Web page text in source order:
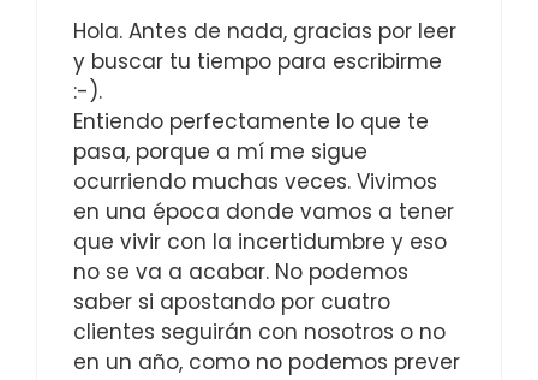
Hola. Antes de nada, gracias por leer
y buscar tu tiempo para escribirme
:-).
Entiendo perfectamente lo que te
pasa, porque a mí me sigue
ocurriendo muchas veces. Vivimos
en una época donde vamos a tener
que vivir con la incertidumbre y eso
no se va a acabar. No podemos
saber si apostando por cuatro
clientes seguirán con nosotros o no
en un año, como no podemos prever